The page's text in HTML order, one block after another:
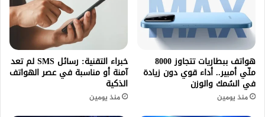
هواتف ببطاريات تتجاوز 8000
ملّي أمبير.. أداء قوي دون زيادة
في السُمك والوزن
منذ يومين
خبراء التقنية: رسائل SMS لم تعد
آمنة أو مناسبة في عصر الهواتف
الذكية
منذ يومين